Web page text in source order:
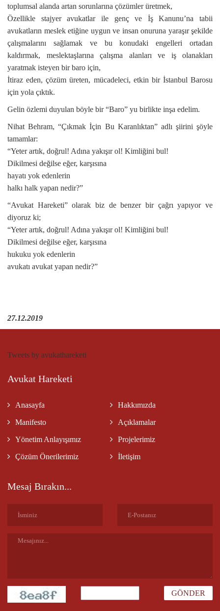
toplumsal alanda artan sorunlarına çözümler üretmek,
Özellikle stajyer avukatlar ile genç ve İş Kanunu’na tabii
avukatların meslek etiğine uygun ve insan onuruna yaraşır şekilde
çalışmalarını sağlamak ve bu konudaki engelleri ortadan
kaldırmak, meslektaşlarına çalışma alanları ve iş olanakları
yaratmak isteyen bir baro için,
İtiraz eden, çözüm üreten, mücadeleci, etkin bir İstanbul Barosu
için yola çıktık.
Gelin özlemi duyulan böyle bir “Baro” yu birlikte inşa edelim.
Nihat Behram, “Çıkmak İçin Bu Karanlıktan” adlı şiirini şöyle
tamamlar:
“Yeter artık, doğrul! Adına yakışır ol! Kimliğini bul!
Dikilmesi değilse eğer, karşısına
hayatı yok edenlerin
halkı halk yapan nedir?”
“Avukat Hareketi” olarak biz de benzer bir çağrı yapıyor ve
diyoruz ki;
“Yeter artık, doğrul! Adına yakışır ol! Kimliğini bul!
Dikilmesi değilse eğer, karşısına
hukuku yok edenlerin
avukatı avukat yapan nedir?”
27.12.2019
Tweets by avukathareketi
Avukat Hareketi
Anasayfa Hakkımızda
Manifesto Açıklamalar
Yönetim Anlayışımız Projelerimiz
Çözüm Önerilerimiz İletişim
Mesaj Bırakın...
GÖNDER